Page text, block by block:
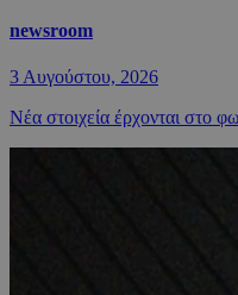
newsroom
3 Αυγούστου, 2026
Νέα στοιχεία έρχονται στο